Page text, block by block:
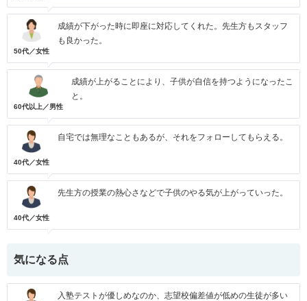
50代／女性
成績が下がった時に即座に対応してくれた。先生方もスタッフ
も良かった。
60代以上／男性
成績が上がることにより、子供が自信を持つようになったこ
と。
40代／女性
自宅では無理なこともあるが、それをフォローしてもらえる。
40代／女性
先生方の授業の熱心さなどで子供のやる気が上がっていった。
気になる点
入塾テストが優しめなのか、志望校偏差値が低めの生徒が多い